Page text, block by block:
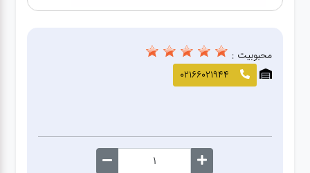
دیاگ
صافکاری
و نقاشی
کارواش
محبوبیت :
02166021944